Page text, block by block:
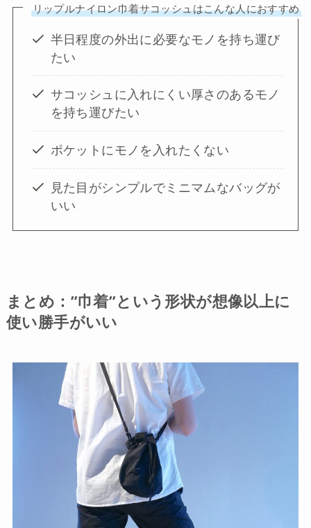
リップルナイロン巾着サコッシュはこんな人におすすめ
半日程度の外出に必要なモノを持ち運び
たい
サコッシュに入れにくい厚さのあるモノ
を持ち運びたい
ポケットにモノを入れたくない
見た目がシンプルでミニマムなバッグが
いい
まとめ：”巾着”という形状が想像以上に
使い勝手がいい